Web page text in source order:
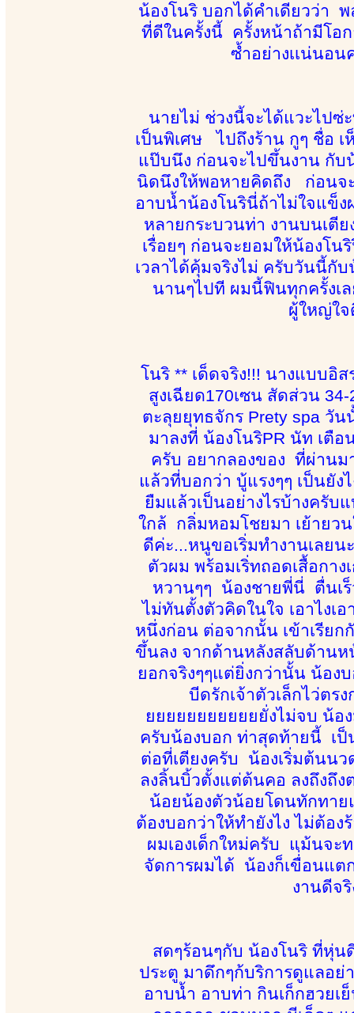
น้องโนริ บอกได้คำเดียวว่า
ที่ดีในครั้งนี้ ครั้งหน้าถ้ามีโอ
ซ้ำอย่างเเน่นอ
นายไม่ ช่วงนี้จะได้แวะไปซ่
เป็นพิเศษ ไปถึงร้าน กูๆ ชื่อ เ
แป๊บนึง ก่อนจะไปขึ้นงาน กับ
นิดนึงให้พอหายคิดถึง ก่อนจ
อาบน้ำน้องโนรินี่ถ้าไม่ใจแข็ง
หลายกระบวนท่า งานบนเตี
เรื่อยๆ ก่อนจะยอมให้น้องโ
เวลาได้คุ้มจริงไม่ ครับวันนี้กั
นานๆไปที ผมนี้ฟินทุกครั้ง
ผู้ใหญ่ใจ
โนริ ** เด็ดจริง!!! นางแบบอิ
สูงเฉียด170เซน สัดส่วน
ตะลุยยุทธจักร Prety spa วัน
มาลงที่ น้องโนริPR นัท เตื
ครับ อยากลองของ ที่ผ่าน
แล้วที่บอกว่า บู้แรงๆๆ เป็นยั
ยืมแล้วเป็นอย่างไรบ้างครับ
ใกล้ กลิ่มหอมโชยมา เย้ายว
ดีค่ะ...หนูขอเริ่มทำงานเลย
ตัวผม พร้อมเริ่ทถอดเสื้อกา
หวานๆๆ น้องชายพี่นี่ ตื่นเร็
ไม่ทันตั้งตัวคิดในใจ เอาไง
หนึ่งก่อน ต่อจากนั้น เข้าเรียก
ขึ้นลง จากด้านหลังสลับด้านห
ยอกจริงๆๆแต่ยิ่งกว่านั้น น้อง
บีดรักเจ้าตัวเล็กไว่ตร
ยยยยยยยยยยยยั่งไม่จบ น้อ
ครับน้องบอก ท่าสุดท้ายนี้ เป็
ต่อที่เตียงครับ น้องเริ่มต้นน
ลงลิ้นบิ้วตั้งแต่ต้นคอ ลงถึงถึ
น้อยน้องตัวน้อยโดนทักทาย
ต้องบอกว่าให้ทำยังไง ไม่ต้อ
ผมเองเด็กใหม่ครับ แม้นจ
จัดการผมได้ น้องก็เขื่่อนแต
งานดีจ
สดๆร้อนๆกับ น้องโนริ ที่หุ่
ประตู มาดึกๆก้บริการดูแลอย่
อาบน้ำ อาบท่า กินเก็กฮวย